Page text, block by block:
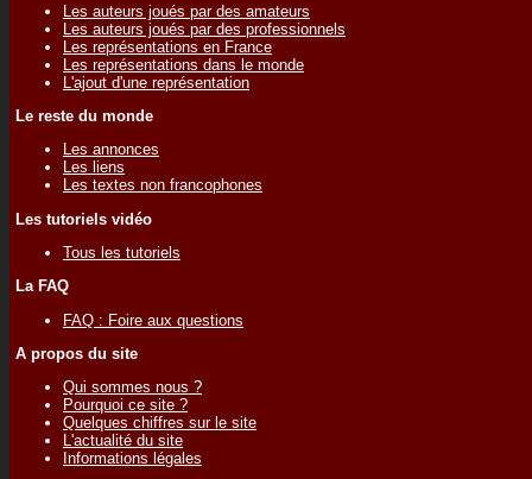
Les auteurs joués par des amateurs
Les auteurs joués par des professionnels
Les représentations en France
Les représentations dans le monde
L'ajout d'une représentation
Le reste du monde
Les annonces
Les liens
Les textes non francophones
Les tutoriels vidéo
Tous les tutoriels
La FAQ
FAQ : Foire aux questions
A propos du site
Qui sommes nous ?
Pourquoi ce site ?
Quelques chiffres sur le site
L'actualité du site
Informations légales